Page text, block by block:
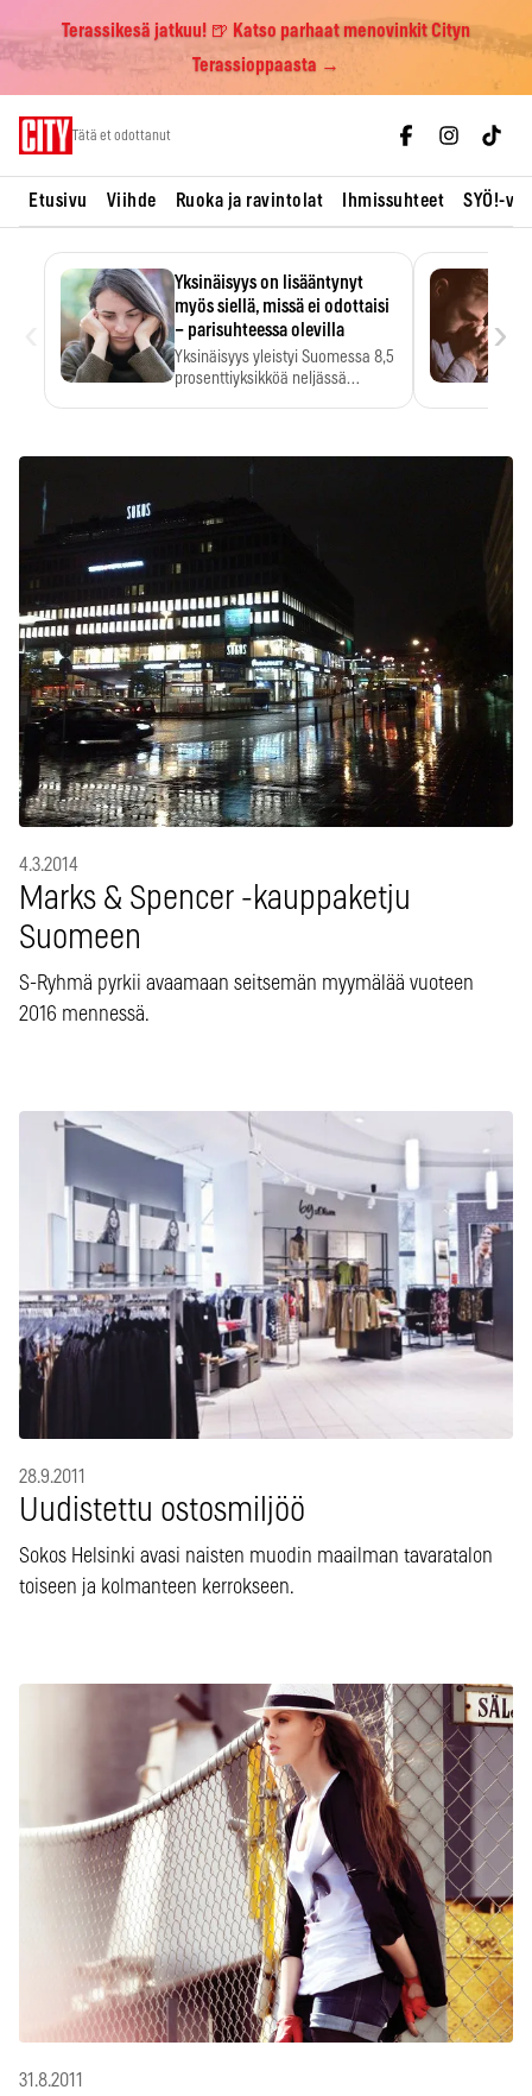
Terassikesä jatkuu! 🍺 Katso parhaat menovinkit Cityn
Terassioppaasta →
Tätä et odottanut
Etusivu Viihde Ruoka ja ravintolat Ihmissuhteet SYÖ!-
Yksinäisyys on lisääntynyt
myös siellä, missä ei odottaisi
– parisuhteessa olevilla
Yksinäisyys yleistyi Suomessa 8,5
prosenttiyksikköä neljässä
›
4.3.2014
Marks & Spencer -kauppaketju
Suomeen
S-Ryhmä pyrkii avaamaan seitsemän myymälää vuoteen
2016 mennessä.
28.9.2011
Uudistettu ostosmiljöö
Sokos Helsinki avasi naisten muodin maailman tavaratalon
toiseen ja kolmanteen kerrokseen.
31.8.2011